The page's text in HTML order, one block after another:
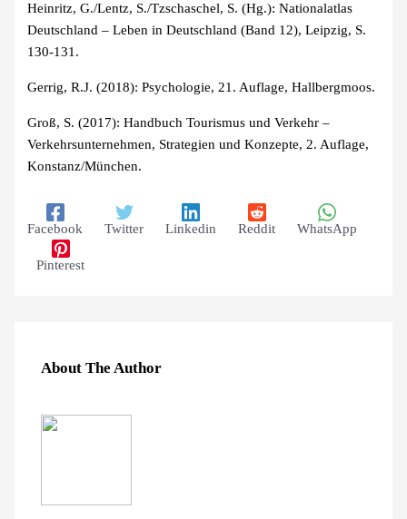
Heinritz, G./Lentz, S./Tzschaschel, S. (Hg.): Nationalatlas
Deutschland – Leben in Deutschland (Band 12), Leipzig, S.
130-131.
Gerrig, R.J. (2018): Psychologie, 21. Auflage, Hallbergmoos.
Groß, S. (2017): Handbuch Tourismus und Verkehr –
Verkehrsunternehmen, Strategien und Konzepte, 2. Auflage,
Konstanz/München.
Facebook Twitter Linkedin Reddit WhatsApp
Pinterest
About The Author